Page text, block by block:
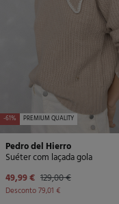
-61% PREMIUM QUALITY
Pedro del Hierro
Suéter com laçada gola
49,99 € 129,00 €
Desconto79,01 €